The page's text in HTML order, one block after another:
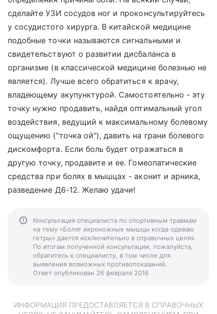
сделайте УЗИ сосудов ног и проконсультируйтесь
у сосудистого хирурга. В китайской медицине
подобные точки называются сигнальными и
свидетельствуют о развитии дисбаланса в
организме (в классической медицине болезнью не
является). Лучше всего обратиться к врачу,
владеющему акупунктурой. Самостоятельно - эту
точку нужно продавить, найдя оптимальный угол
воздействия, ведущий к максимальному болевому
ощущению ("точка ой"), давить на грани болевого
дискомфорта. Если боль будет отражаться в
другую точку, продавите и ее. Гомеопатические
средства при болях в мышцах - аконит и арника,
разведение Д6-12. Желаю удачи!
Консультация специалиста по спортивным травмам
на тему «Болят икроножные мышцы когда одеваю
гетры» дается исключительно в справочных целях.
По итогам полученной консультации, пожалуйста,
обратитесь к специалисту, в том числе для
выявления возможных противопоказаний.
Ответ опубликован 26 февраля 2016
ИНФОРМАЦИЯ ПРЕДОСТАВЛЯЕТСЯ В СПРАВОЧНЫХ